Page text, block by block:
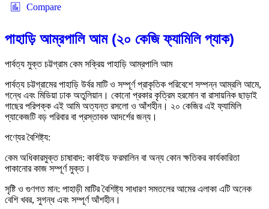
Compare
পাহাড়ি আম্রপালি আম (২০ কেজি ফ্যামিলি প্যাক)
পার্বত্য মুক্ত চট্টগ্রাম কেম সক্রিয় পাহাড়ি আম্রপালি আম
পার্বত্য চট্টগ্রামের পাহাড়ি উর্বর মাটি ও সম্পূর্ণ প্রাকৃতিক পরিবেশে সম্পন্ন আম্রলি আমে,
গন্ধে এবং মিডিয়া ঢাক অতুলিয়ান। কোনো প্রকার কৃত্রিম হরমোন বা রাসায়নিক ছাড়াই
গাছের পরিপক্ক এই আমি অত্যন্ত রসলো ও আঁশহীন। ২০ কেজির এই ফ্যামিলি
প্যাকেজটি বড় পরিবার বা প্রস্তাবক আদর্শের জন্য।
পণ্যের বৈশিষ্ট্য:
কেম অধিকারমুক্ত চাষাবাদ: কার্বাইড ফরমালিন বা অন্য কোন ক্ষতিকর কার্যকারিতা
পাকানোর কাজ সম্পূর্ণ মুক্ত।
সৃষ্টি ও গুণগত মান: পাহাড়ী মাটির বৈশিষ্ট্য সাধারণ সমতলের আমের এলাকা এটি অনেক
বেশি খবর, সুগন্ধ এবং সম্পূর্ণ আঁশহীন।